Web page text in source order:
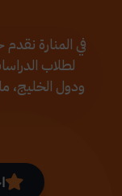
في المنارة
لطلاب
ودول الخليج،